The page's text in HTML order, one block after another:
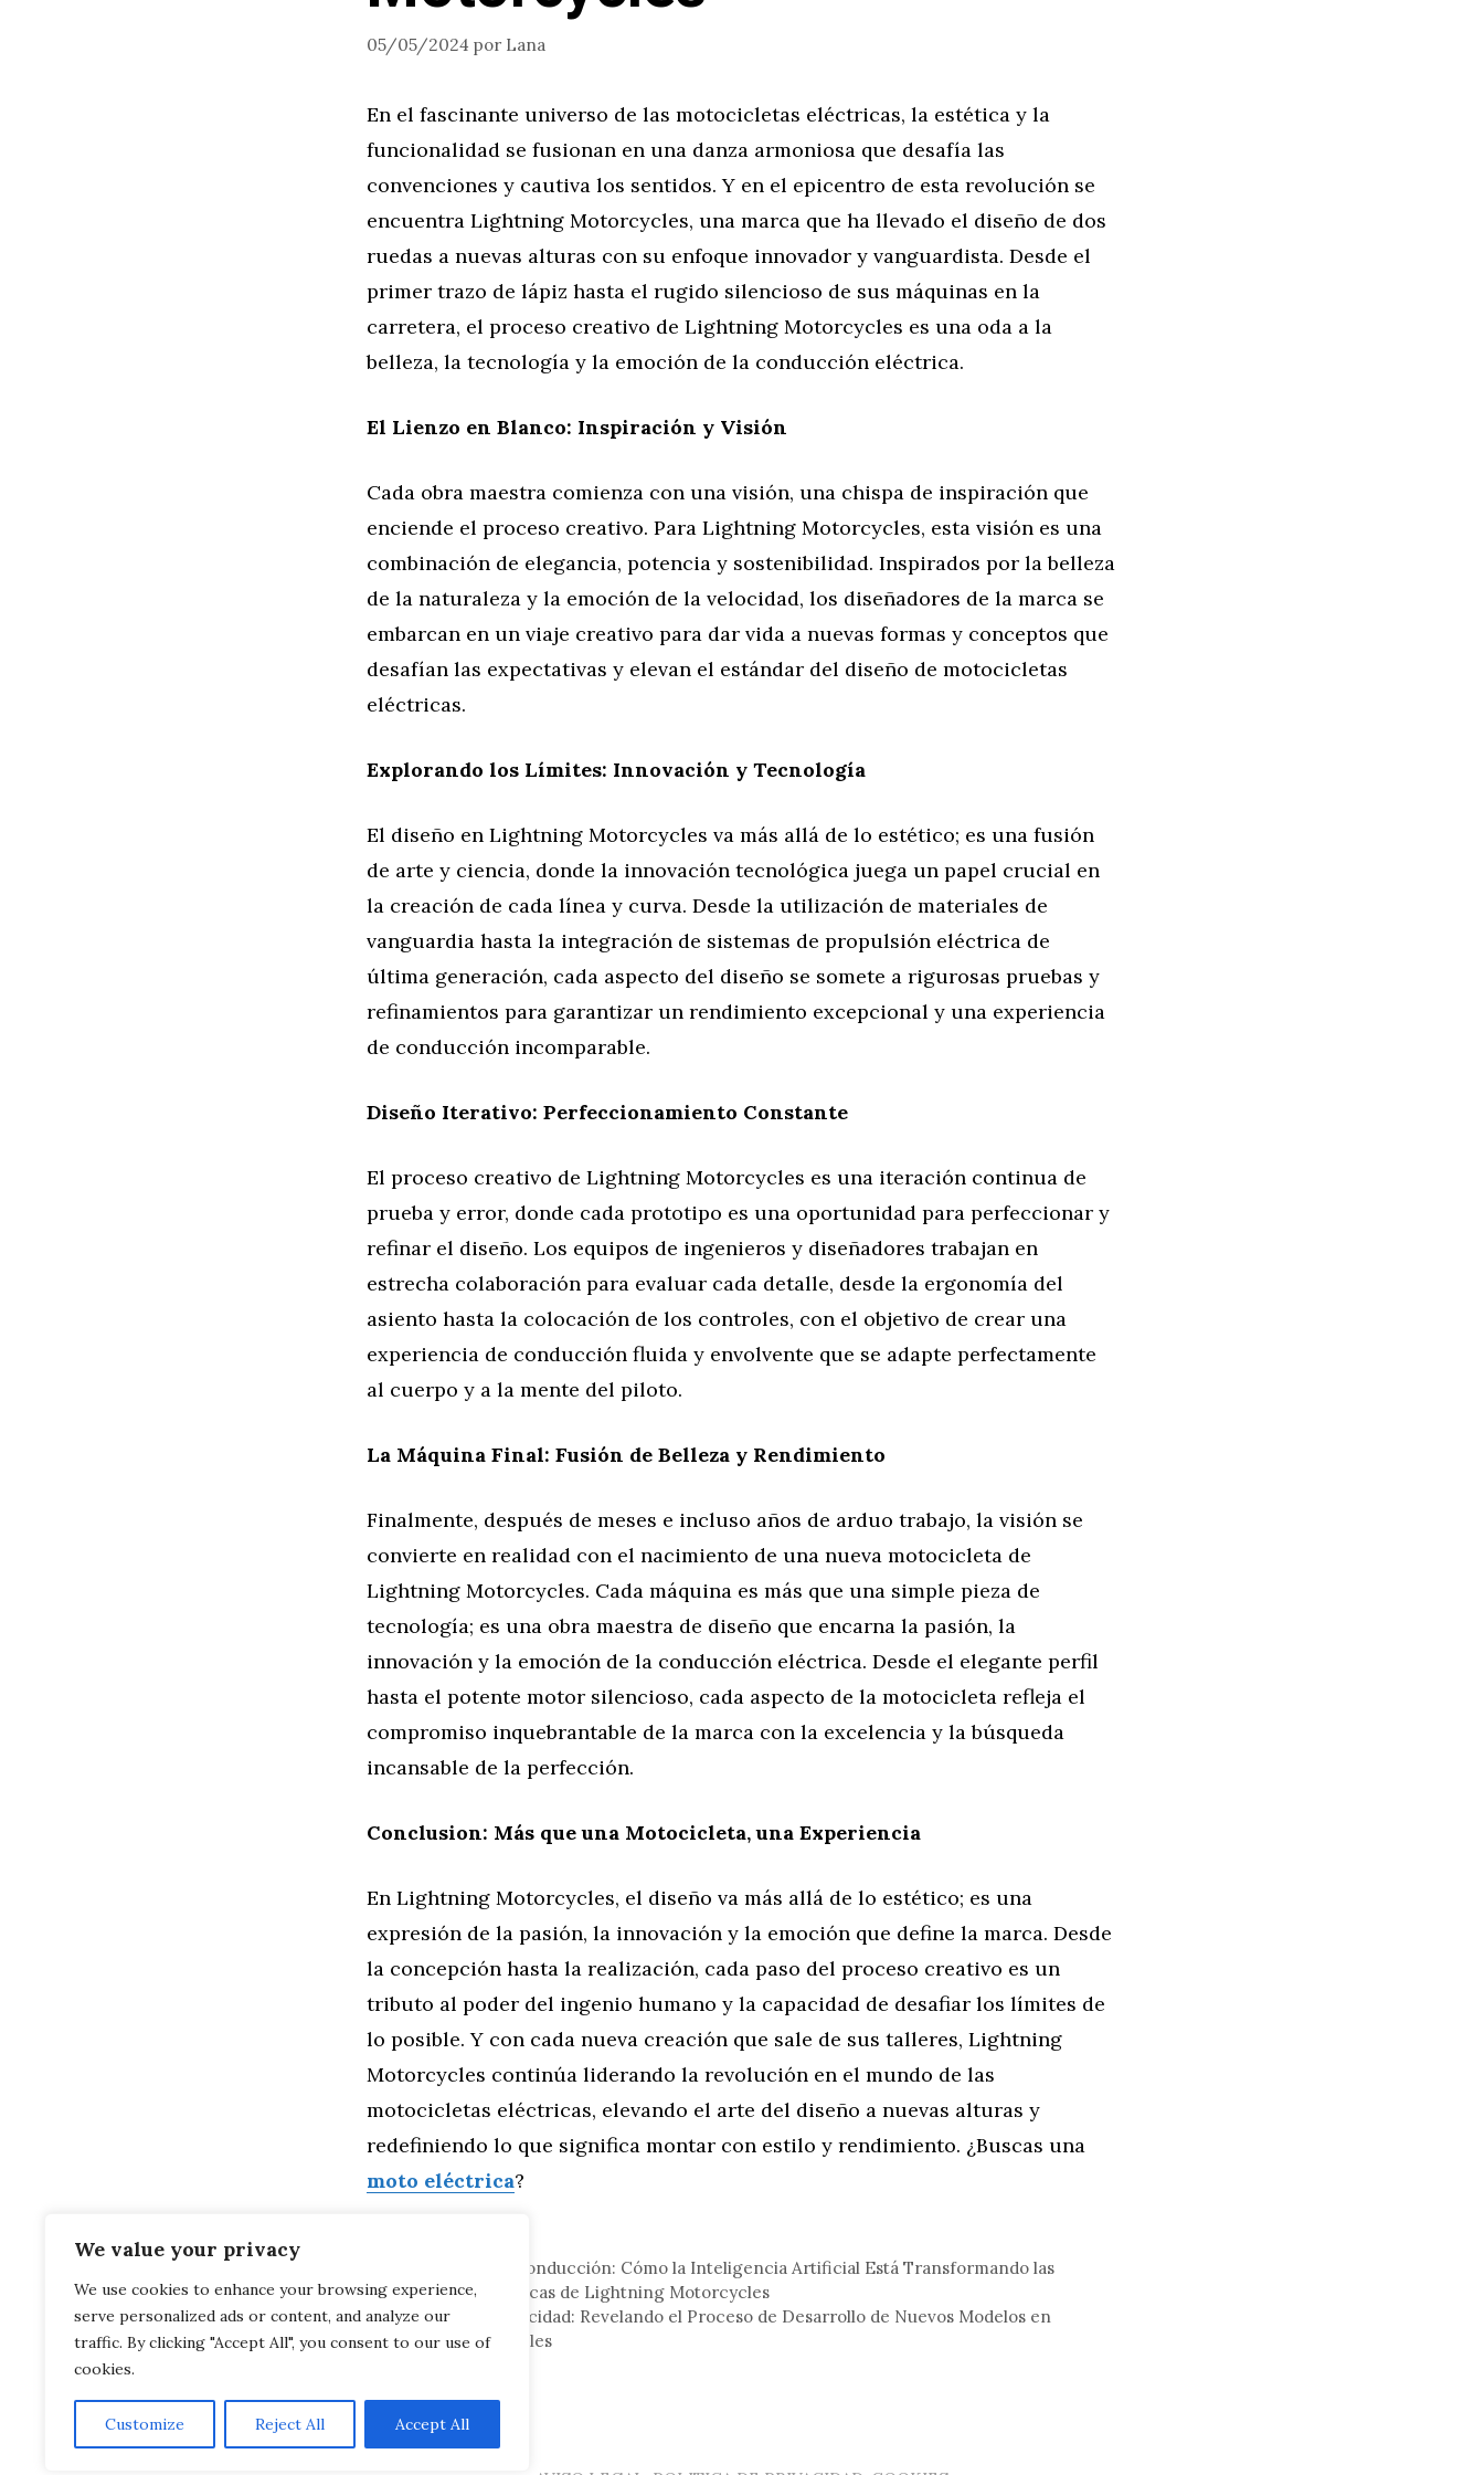
We value your privacy
We use cookies to enhance your browsing experience,
serve personalized ads or content, and analyze our
traffic. By clicking "Accept All", you consent to our use of
cookies.
Customize Reject All Accept All
05/05/2024 por Lana
En el fascinante universo de las motocicletas eléctricas, la estética y la
funcionalidad se fusionan en una danza armoniosa que desafía las
convenciones y cautiva los sentidos. Y en el epicentro de esta revolución se
encuentra Lightning Motorcycles, una marca que ha llevado el diseño de dos
ruedas a nuevas alturas con su enfoque innovador y vanguardista. Desde el
primer trazo de lápiz hasta el rugido silencioso de sus máquinas en la
carretera, el proceso creativo de Lightning Motorcycles es una oda a la
belleza, la tecnología y la emoción de la conducción eléctrica.
El Lienzo en Blanco: Inspiración y Visión
Cada obra maestra comienza con una visión, una chispa de inspiración que
enciende el proceso creativo. Para Lightning Motorcycles, esta visión es una
combinación de elegancia, potencia y sostenibilidad. Inspirados por la belleza
de la naturaleza y la emoción de la velocidad, los diseñadores de la marca se
embarcan en un viaje creativo para dar vida a nuevas formas y conceptos que
desafían las expectativas y elevan el estándar del diseño de motocicletas
eléctricas.
Explorando los Límites: Innovación y Tecnología
El diseño en Lightning Motorcycles va más allá de lo estético; es una fusión
de arte y ciencia, donde la innovación tecnológica juega un papel crucial en
la creación de cada línea y curva. Desde la utilización de materiales de
vanguardia hasta la integración de sistemas de propulsión eléctrica de
última generación, cada aspecto del diseño se somete a rigurosas pruebas y
refinamientos para garantizar un rendimiento excepcional y una experiencia
de conducción incomparable.
Diseño Iterativo: Perfeccionamiento Constante
El proceso creativo de Lightning Motorcycles es una iteración continua de
prueba y error, donde cada prototipo es una oportunidad para perfeccionar y
refinar el diseño. Los equipos de ingenieros y diseñadores trabajan en
estrecha colaboración para evaluar cada detalle, desde la ergonomía del
asiento hasta la colocación de los controles, con el objetivo de crear una
experiencia de conducción fluida y envolvente que se adapte perfectamente
al cuerpo y a la mente del piloto.
La Máquina Final: Fusión de Belleza y Rendimiento
Finalmente, después de meses e incluso años de arduo trabajo, la visión se
convierte en realidad con el nacimiento de una nueva motocicleta de
Lightning Motorcycles. Cada máquina es más que una simple pieza de
tecnología; es una obra maestra de diseño que encarna la pasión, la
innovación y la emoción de la conducción eléctrica. Desde el elegante perfil
hasta el potente motor silencioso, cada aspecto de la motocicleta refleja el
compromiso inquebrantable de la marca con la excelencia y la búsqueda
incansable de la perfección.
Conclusion: Más que una Motocicleta, una Experiencia
En Lightning Motorcycles, el diseño va más allá de lo estético; es una
expresión de la pasión, la innovación y la emoción que define la marca. Desde
la concepción hasta la realización, cada paso del proceso creativo es un
tributo al poder del ingenio humano y la capacidad de desafiar los límites de
lo posible. Y con cada nueva creación que sale de sus talleres, Lightning
Motorcycles continúa liderando la revolución en el mundo de las
motocicletas eléctricas, elevando el arte del diseño a nuevas alturas y
redefiniendo lo que significa montar con estilo y rendimiento. ¿Buscas una
moto eléctrica?
El Futuro de la Conducción: Cómo la Inteligencia Artificial Está Transformando las
Motocicletas Eléctricas de Lightning Motorcycles
Detrás de la Velocidad: Revelando el Proceso de Desarrollo de Nuevos Modelos en
Lightning Motorcycles